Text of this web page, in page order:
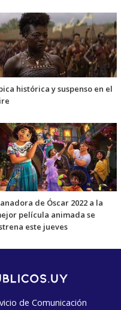
histórica y suspenso en el
de Óscar 2022 a la
película animada se
este jueves
de Comunicación